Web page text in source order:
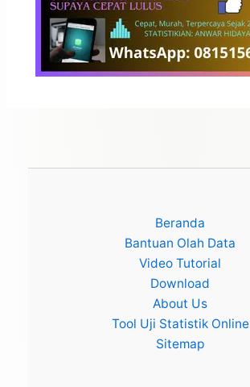
Beranda
Bantuan Olah Data
Video Tutorial
Download
About Us
Tool Uji Statistik Online
Sitemap